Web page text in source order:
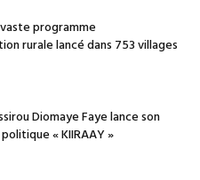
programme
rurale lancé dans 753 villages
Diomaye Faye lance son
« KIIRAAY »